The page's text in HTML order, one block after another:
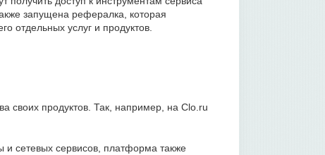
запущена рефералка, которая
отдельных услуг и продуктов.
своих продуктов. Так, например, на Clo.ru
и сетевых сервисов, платформа также